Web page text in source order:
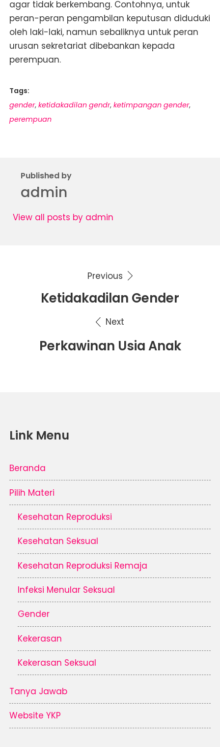
agar tidak berkembang. Contohnya, untuk
peran-peran pengambilan keputusan diduduki
oleh laki-laki, namun sebaliknya untuk peran
urusan sekretariat dibebankan kepada
perempuan.
Tags:
gender,ketidakadilan gendr,ketimpangan gender,
perempuan
Published by
admin
View all posts by admin
Previous
Ketidakadilan Gender
Next
Perkawinan Usia Anak
Link Menu
Beranda
Pilih Materi
Kesehatan Reproduksi
Kesehatan Seksual
Kesehatan Reproduksi Remaja
Infeksi Menular Seksual
Gender
Kekerasan
Kekerasan Seksual
Tanya Jawab
Website YKP